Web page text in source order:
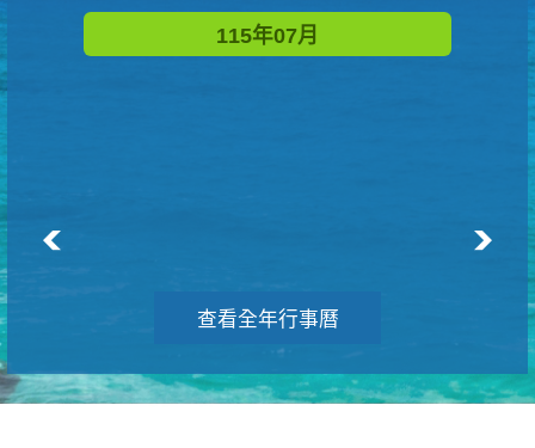
115年07月
查看全年行事曆